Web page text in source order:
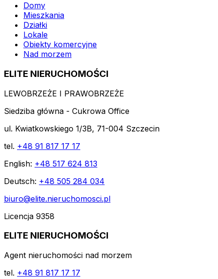
Domy
Mieszkania
Działki
Lokale
Obiekty komercyjne
Nad morzem
ELITE NIERUCHOMOŚCI
LEWOBRZEŻE I PRAWOBRZEŻE
Siedziba główna - Cukrowa Office
ul. Kwiatkowskiego 1/3B, 71-004 Szczecin
tel. +48 91 817 17 17
English: +48 517 624 813
Deutsch: +48 505 284 034
biuro@elite.nieruchomosci.pl
Licencja 9358
ELITE NIERUCHOMOŚCI
Agent nieruchomości nad morzem
tel. +48 91 817 17 17